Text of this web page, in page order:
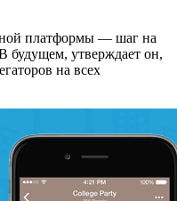
платформы — шаг на
будущем, утверждает он,
на всех